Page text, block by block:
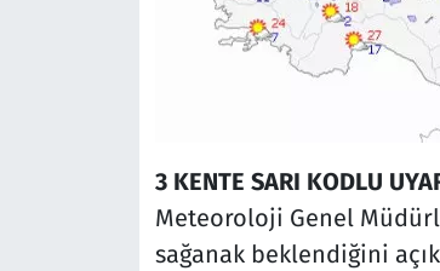
3 KENTE SARI KODLU
Meteoroloji Genel
sağanak beklendiğini